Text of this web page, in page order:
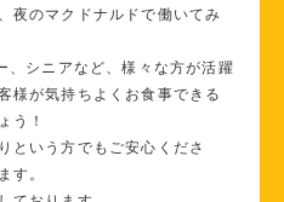
夜のマクドナルドで働いてみ
、シニアなど、様々な方が活躍
様が気持ちよくお食事できる
う！
という方でもご安心くださ
す。